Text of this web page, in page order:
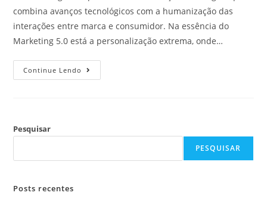
combina avanços tecnológicos com a humanização das
interações entre marca e consumidor. Na essência do
Marketing 5.0 está a personalização extrema, onde…
Continue Lendo
Pesquisar
PESQUISAR
Posts recentes